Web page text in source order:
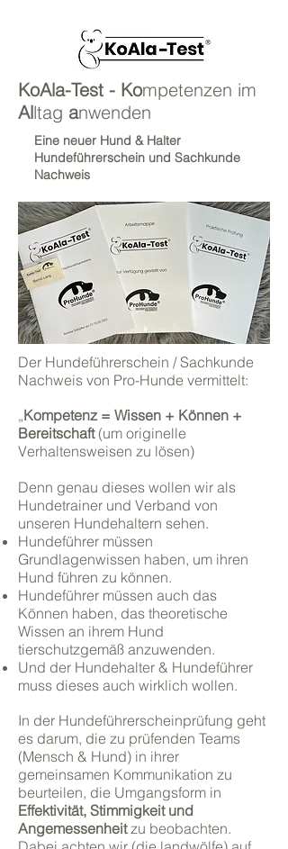
KoAla-Test - Kompetenzen im
Alltag anwenden
Eine neuer Hund & Halter
Hundeführerschein und Sachkunde
Nachweis
Der Hundeführerschein / Sachkunde
Nachweis von Pro-Hunde vermittelt:
„Kompetenz = Wissen + Können +
Bereitschaft (um originelle
Verhaltensweisen zu lösen)
Denn genau dieses wollen wir als
Hundetrainer und Verband von
unseren Hundehaltern sehen.
Hundeführer müssen
Grundlagenwissen haben, um ihren
Hund führen zu können.
Hundeführer müssen auch das
Können haben, das theoretische
Wissen an ihrem Hund
tierschutzgemäß anzuwenden.
Und der Hundehalter & Hundeführer
muss dieses auch wirklich wollen.
In der Hundeführerscheinprüfung geht
es darum, die zu prüfenden Teams
(Mensch & Hund) in ihrer
gemeinsamen Kommunikation zu
beurteilen, die Umgangsform in
Effektivität, Stimmigkeit und
Angemessenheitzu beobachten.